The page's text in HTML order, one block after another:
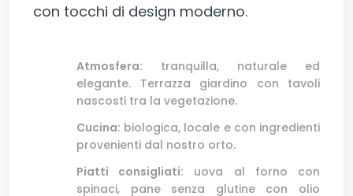
con tocchi di design moderno.
Atmosfera: tranquilla, naturale ed
elegante. Terrazza giardino con tavoli
nascosti tra la vegetazione.
Cucina: biologica, locale e con ingredienti
provenienti dal nostro orto.
Piatti consigliati: uova al forno con
spinaci, pane senza glutine con olio